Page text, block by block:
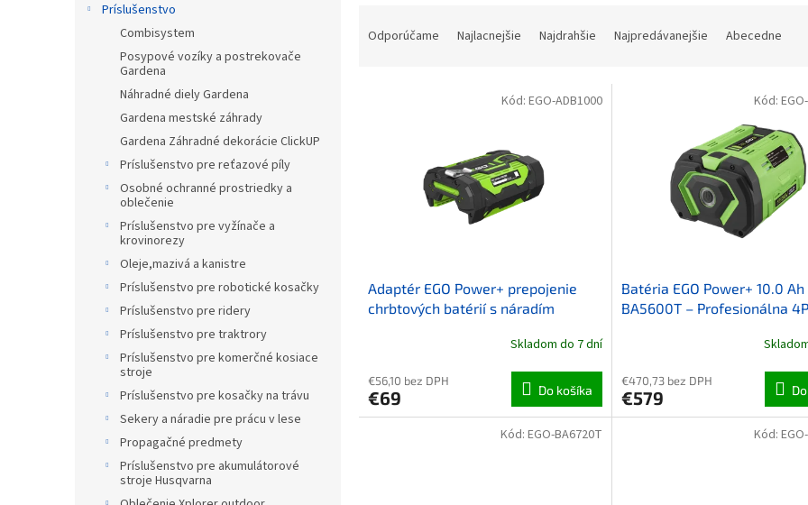
Príslušenstvo
Combisystem
Posypové vozíky a postrekovače
Gardena
Náhradné diely Gardena
Gardena mestské záhrady
Gardena Záhradné dekorácie ClickUP
Príslušenstvo pre reťazové píly
Osobné ochranné prostriedky a
oblečenie
Príslušenstvo pre vyžínače a
krovinorezy
Oleje,mazivá a kanistre
Príslušenstvo pre robotické kosačky
Príslušenstvo pre ridery
Príslušenstvo pre traktrory
Príslušenstvo pre komerčné kosiace
stroje
Príslušenstvo pre kosačky na trávu
Sekery a náradie pre prácu v lese
Propagačné predmety
Príslušenstvo pre akumulátorové
stroje Husqvarna
Odporúčame Najlacnejšie Najdrahšie Najpredávanejšie Abecedne
Adaptér EGO Power+ prepojenie
chrbtových batérií s náradím
Skladom do 7 dní
€56,10 bez DPH
€69 Do košíka
Kód: EGO-ADB1000
Batéria EGO Power+ 10.0
BA5600T – Profesionálna
€470,73 bez DPH
€579
Kód:
Kód: EGO-BA6720T Kód: